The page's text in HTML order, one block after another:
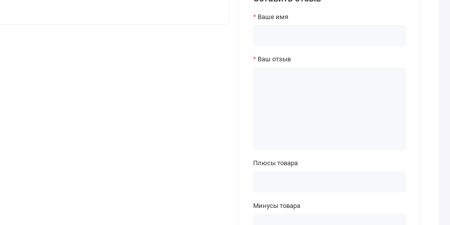
Ваше имя
Ваш отзыв
Плюсы товара
Минусы товара